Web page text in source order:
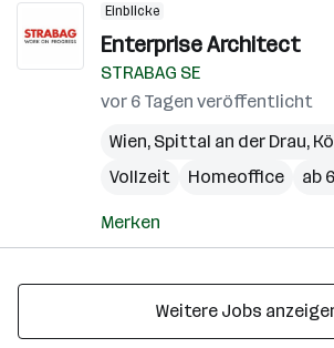
Einblicke
Enterprise Architect
STRABAG SE
vor 6 Tagen veröffentlicht
Wien, Spittal an der Drau,
Vollzeit
Homeoffice ab
Merken
Weitere Jobs